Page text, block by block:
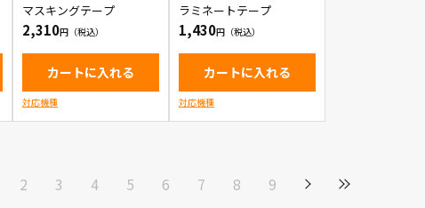
マスキングテープ
2,310
カートに入れる
対応機種
ラミネートテープ
1,430
カートに入れる
対応機種
2 3 4 5 6 7 8 9